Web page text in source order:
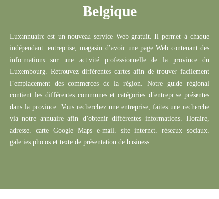
RechercherBelgique
Luxannuaire est un nouveau service Web gratuit. Il permet à chaque
indépendant, entreprise, magasin d’avoir une page Web contenant des
informations sur une activité professionnelle de la province du
Luxembourg. Retrouvez différentes cartes afin de trouver facilement
l’emplacement des commerces de la région. Notre guide régional
contient les différentes communes et catégories d’entreprise présentes
dans la province. Vous recherchez une entreprise, faites une recherche
via notre annuaire afin d’obtenir différentes informations. Horaire,
adresse, carte Google Maps e-mail, site internet, réseaux sociaux,
galeries photos et texte de présentation de business.